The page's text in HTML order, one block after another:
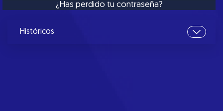
¿Has perdido tu contraseña?
Históricos